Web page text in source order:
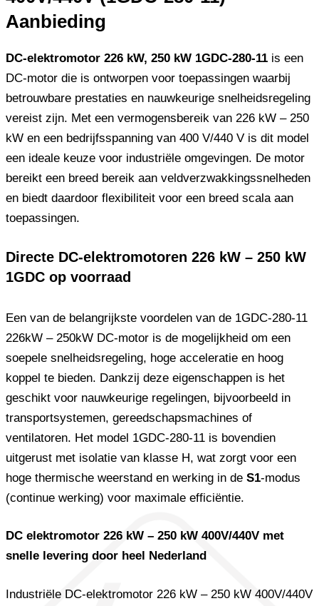
Aanbieding
DC-elektromotor 226 kW, 250 kW 1GDC-280-11 is een
DC-motor die is ontworpen voor toepassingen waarbij
betrouwbare prestaties en nauwkeurige snelheidsregeling
vereist zijn. Met een vermogensbereik van 226 kW – 250
kW en een bedrijfsspanning van 400 V/440 V is dit model
een ideale keuze voor industriële omgevingen. De motor
bereikt een breed bereik aan veldverzwakkingssnelheden
en biedt daardoor flexibiliteit voor een breed scala aan
toepassingen.
Directe DC-elektromotoren 226 kW – 250 kW
1GDC op voorraad
Een van de belangrijkste voordelen van de 1GDC-280-11
226kW – 250kW DC-motor is de mogelijkheid om een ​​
soepele snelheidsregeling, hoge acceleratie en hoog
koppel te bieden. Dankzij deze eigenschappen is het
geschikt voor nauwkeurige regelingen, bijvoorbeeld in
transportsystemen, gereedschapsmachines of
ventilatoren. Het model 1GDC-280-11 is bovendien
uitgerust met isolatie van klasse H, wat zorgt voor een
hoge thermische weerstand en werking in de S1-modus
(continue werking) voor maximale efficiëntie.
DC elektromotor 226 kW – 250 kW 400V/440V met
snelle levering door heel Nederland
Industriële DC-elektromotor 226 kW – 250 kW 400V/440V